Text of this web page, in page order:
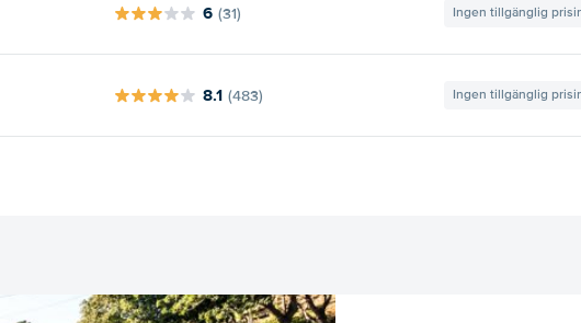
6 (31) Ingen tillgänglig
8.1 (483) Ingen tillgänglig